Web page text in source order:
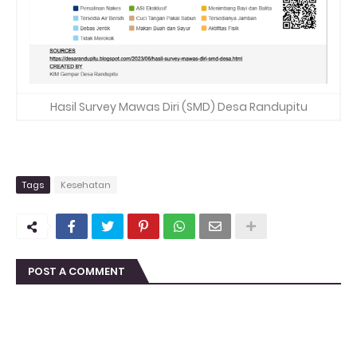
Hasil Survey Mawas Diri (SMD) Desa Randupitu
Tags Kesehatan
POST A COMMENT